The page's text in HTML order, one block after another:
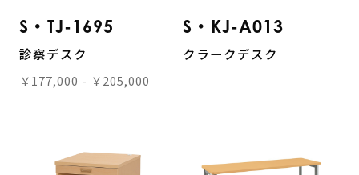
S・TJ-1695
診察デスク
￥177,000 - ￥205,000
S・KJ-A013
クラークデスク